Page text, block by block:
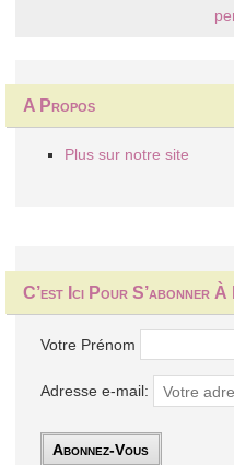
A Propos
Plus sur notre site
C’est Ici Pour S’abonner
Votre Prénom
Adresse e-mail: